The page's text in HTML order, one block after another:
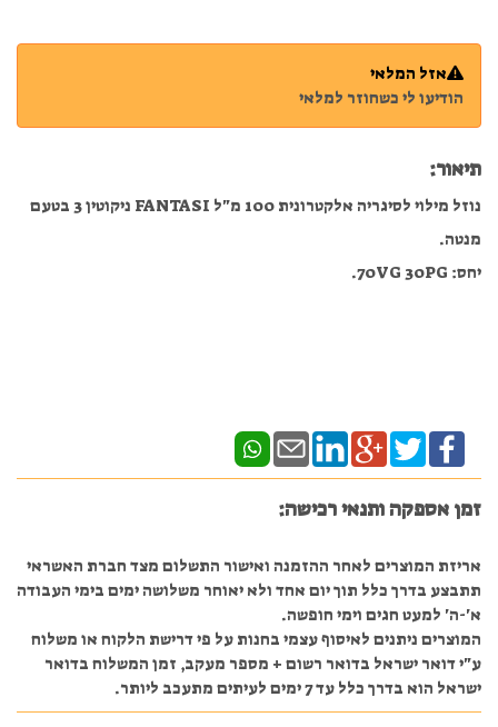
אזל המלאי
הודיעו לי כשחוזר למלאי
תיאור:
נוזל מילוי לסיגריה אלקטרונית 100 מ"ל FANTASI ניקוטין 3 בטעם
מנטה.
יחס: 70VG 30PG.
זמן אספקה ותנאי רכישה:
אריזת המוצרים לאחר ההזמנה ואישור התשלום מצד חברת האשראי
תתבצע בדרך כלל תוך יום אחד ולא יאוחר משלושה ימים בימי העבודה
א'-ה' למעט חגים וימי חופשה.
המוצרים ניתנים לאיסוף עצמי בחנות על פי דרישת הלקוח או משלוח
ע"י דואר ישראל בדואר רשום + מספר מעקב, זמן המשלוח בדואר
ישראל הוא בדרך כלל עד 7 ימים לעיתים מתעכב ליותר.